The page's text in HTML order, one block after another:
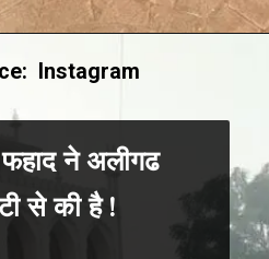
ने अलीगढ
से की है !
Instagram